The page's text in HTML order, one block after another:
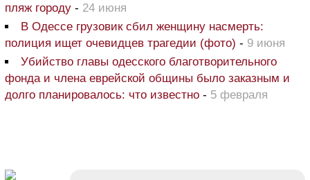
пляж городу - 24 июня
В Одессе грузовик сбил женщину насмерть:
полиция ищет очевидцев трагедии (фото) - 9 июня
Убийство главы одесского благотворительного
фонда и члена еврейской общины было заказным и
долго планировалось: что известно - 5 февраля